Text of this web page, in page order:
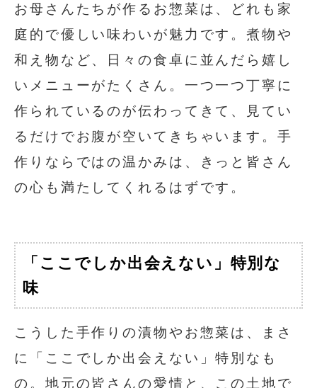
お母さんたちが作るお惣菜は、どれも家
庭的で優しい味わいが魅力です。煮物や
和え物など、日々の食卓に並んだら嬉し
いメニューがたくさん。一つ一つ丁寧に
作られているのが伝わってきて、見てい
るだけでお腹が空いてきちゃいます。手
作りならではの温かみは、きっと皆さん
の心も満たしてくれるはずです。
「ここでしか出会えない」特別な
味
こうした手作りの漬物やお惣菜は、まさ
に「ここでしか出会えない」特別なも
の。地元の皆さんの愛情と、この土地で